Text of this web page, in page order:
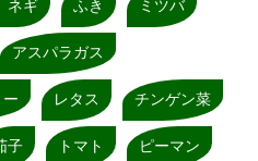
ネギ ふき ミツバ
アスパラガス
レタス チンゲン菜
子 トマト ピーマン